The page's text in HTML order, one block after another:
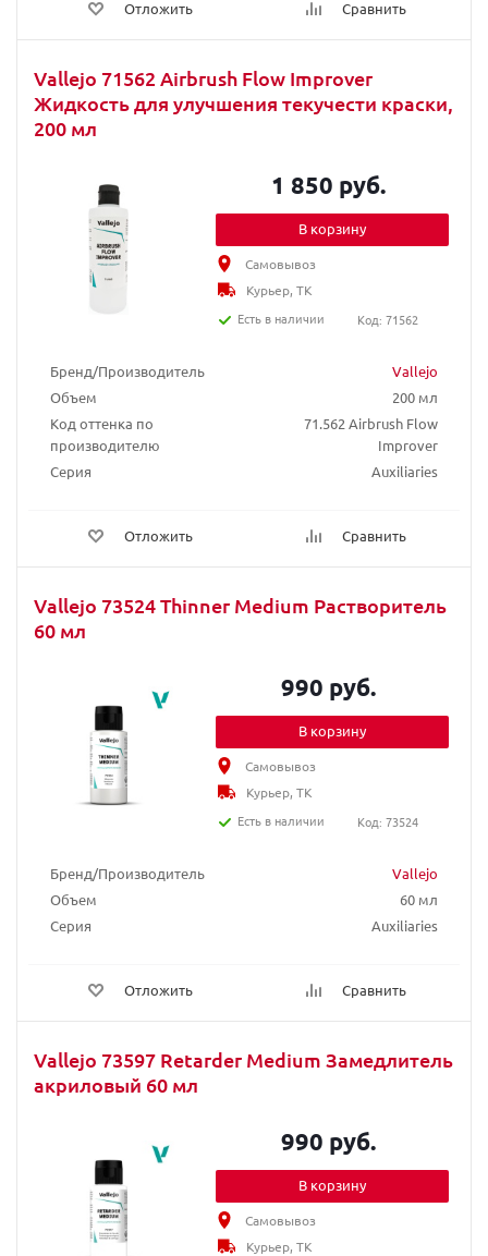
Отложить Сравнить
Vallejo 71562 Airbrush Flow Improver
Жидкость для улучшения текучести краски,
200 мл
Бренд/Производитель
Vallejo
Объем
200 мл
Код оттенка по
производителю
71.562 Airbrush Flow
Improver
Серия
Auxiliaries
Отложить Сравнить
1 850 руб.
В корзину
Самовывоз
Курьер, ТК
Есть в наличии
Код: 71562
Vallejo 73524 Thinner Medium Растворитель
60 мл
Бренд/Производитель
Vallejo
Объем
60 мл
Серия
Auxiliaries
Отложить Сравнить
990 руб.
В корзину
Самовывоз
Курьер, ТК
Есть в наличии
Код: 73524
Vallejo 73597 Retarder Medium Замедлитель
акриловый 60 мл
990 руб.
В корзину
Самовывоз
Курьер, ТК